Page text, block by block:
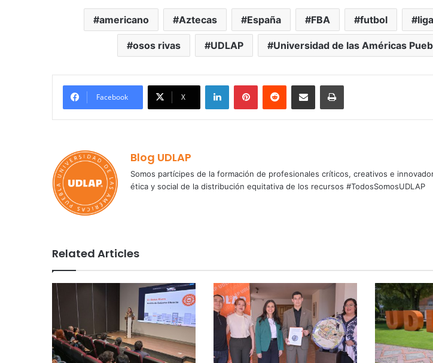
americano Aztecas España FBA futbol
osos rivas UDLAP Universidad de las Américas
Facebook X
LinkedInPinterestReddit Share via Email Print
Blog UDLAP
Somos partícipes de la formación de profesionales críticos, creativos e
ética y social de la distribución equitativa de los recursos #TodosSomosUDLAP
Related Articles